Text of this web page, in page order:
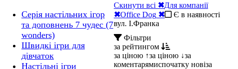
Серія настільних ігор
та доповнень 7 чудес (7
wonders)
Швидкі ігри для
дівчаток
Настільні ігри
Скинути всі ✖Для компанії
✖Office Dog ✖
Є в наявності
вул. І.Франка
Фільтри
за рейтингом
за ціною ↑за ціною ↓за
коментарямиспочатку новіза